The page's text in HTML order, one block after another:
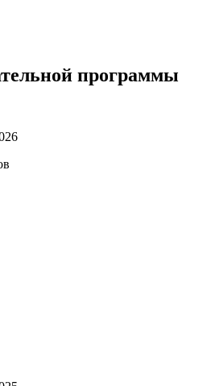
программы